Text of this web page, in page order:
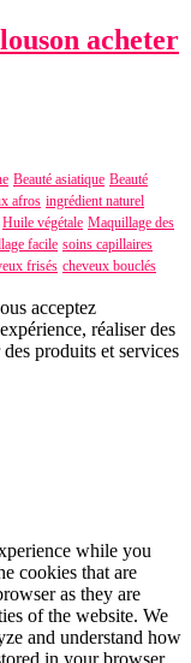
acheter
Beauté asiatique Beauté
afros ingrédient naturel
Huile végétale Maquillage des
facile soins capillaires
frisés cheveux bouclés
acceptez
réaliser des
produits et services
while you
cookies that are
as they are
of the website. We
and understand how
in your browser